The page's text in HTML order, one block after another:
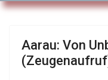
Aarau: Von